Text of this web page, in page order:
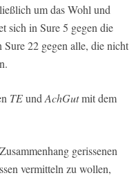
um das Wohl und
sich in Sure 5 gegen die
Sure 22 gegen alle, die nicht
TEundAchGutmit dem
gerissenen
vermitteln zu wollen,